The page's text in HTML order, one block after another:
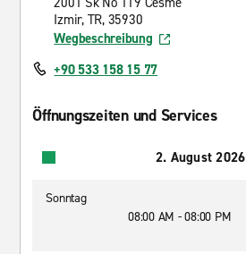
Izmir, TR, 35930
Wegbeschreibung
+90 533 158 15 77
Öffnungszeiten und Services
2. August 2026
Sonntag
08:00 AM - 08:00 PM